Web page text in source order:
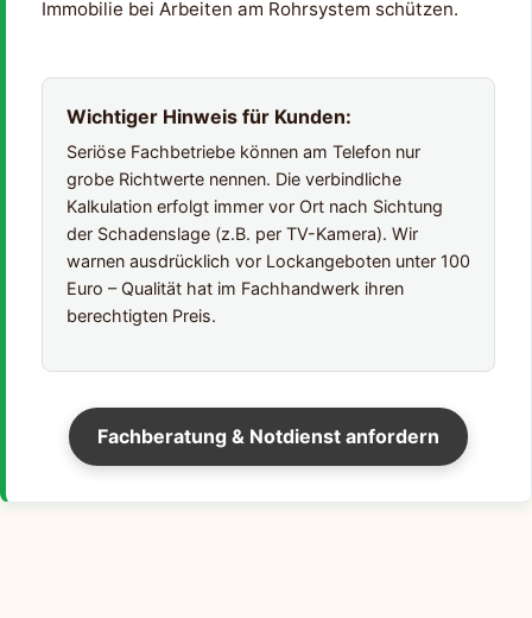
Immobilie bei Arbeiten am Rohrsystem schützen.
Wichtiger Hinweis für Kunden:
Seriöse Fachbetriebe können am Telefon nur
grobe Richtwerte nennen. Die verbindliche
Kalkulation erfolgt immer vor Ort nach Sichtung
der Schadenslage (z.B. per TV-Kamera). Wir
warnen ausdrücklich vor Lockangeboten unter 100
Euro – Qualität hat im Fachhandwerk ihren
berechtigten Preis.
Fachberatung & Notdienst anfordern